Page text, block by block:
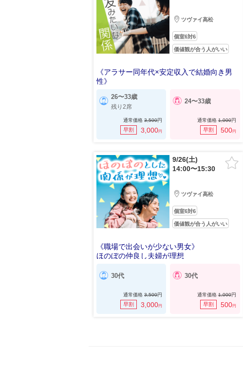
ツヴァイ高松
個室6対6
価値観が合う人がいい
《アラサー同年代×安定収入で結婚向き男
性》
26〜33歳
残り2席
通常価格3,500円
早割 3,000円
24〜33歳
通常価格1,000円
早割 500円
9/26(土)
14:00〜15:30
ツヴァイ高松
個室6対6
価値観が合う人がいい
《職場で出会いが少ない男女》
ほのぼの仲良し夫婦が理想
30代
通常価格3,500円
早割 3,000円
30代
通常価格1,000円
早割 500円